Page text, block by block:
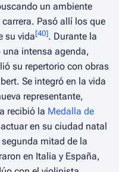
un ambiente
Pasó allí los que
su vida[40]. Durante la
intensa agenda,
su repertorio con obras
Se integró en la vida
representante,
recibió la Medalla de
en su ciudad natal
segunda mitad de la
en Italia y España,